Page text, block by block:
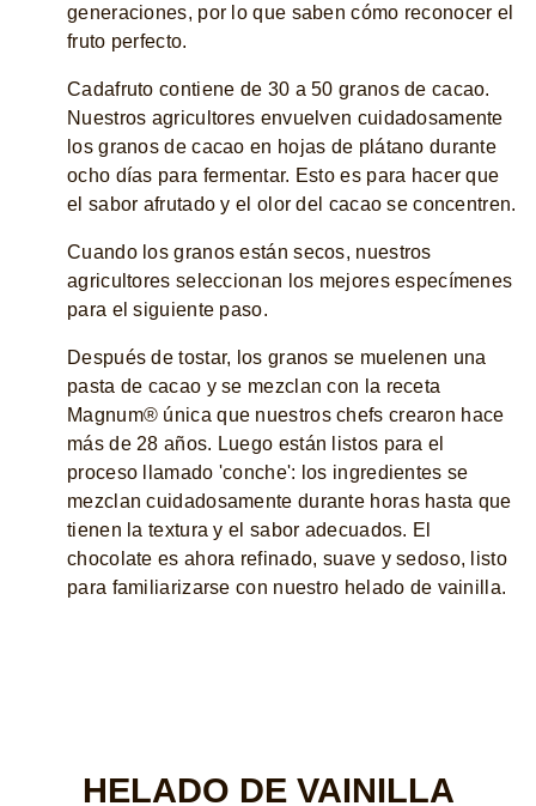
generaciones, por lo que saben cómo reconocer el
fruto perfecto.
Cadafruto contiene de 30 a 50 granos de cacao.
Nuestros agricultores envuelven cuidadosamente
los granos de cacao en hojas de plátano durante
ocho días para fermentar. Esto es para hacer que
el sabor afrutado y el olor del cacao se concentren.
Cuando los granos están secos, nuestros
agricultores seleccionan los mejores especímenes
para el siguiente paso.
Después de tostar, los granos se muelenen una
pasta de cacao y se mezclan con la receta
Magnum® única que nuestros chefs crearon hace
más de 28 años. Luego están listos para el
proceso llamado 'conche': los ingredientes se
mezclan cuidadosamente durante horas hasta que
tienen la textura y el sabor adecuados. El
chocolate es ahora refinado, suave y sedoso, listo
para familiarizarse con nuestro helado de vainilla.
HELADO DE VAINILLA